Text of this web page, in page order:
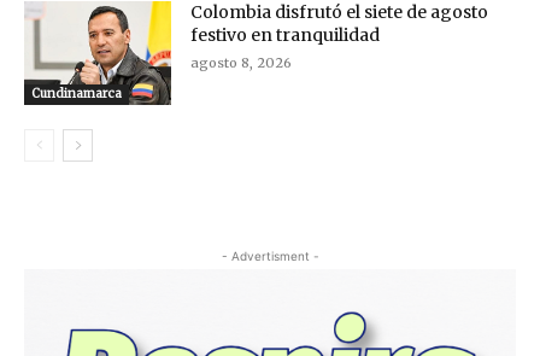
Cundinamarca
Colombia disfrutó el siete de agosto
festivo en tranquilidad
agosto 8, 2026
- Advertisment -